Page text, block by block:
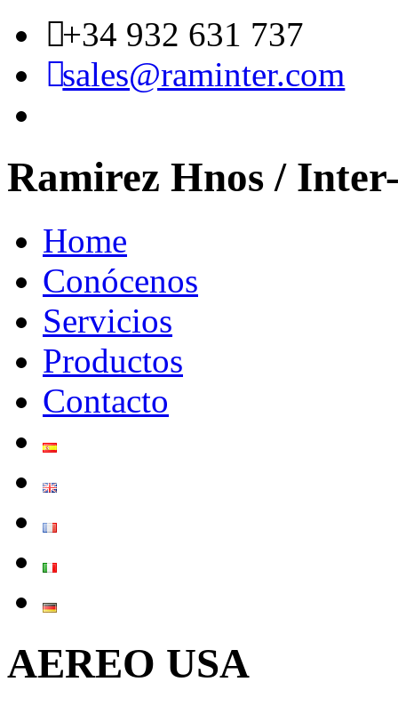
+34 932 631 737
sales@raminter.com
Ramirez Hnos /
Home
Conócenos
Servicios
Productos
Contacto
AEREO USA